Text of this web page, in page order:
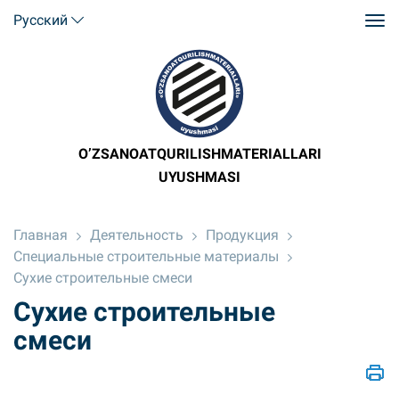
Русский
O’ZSANOATQURILISHMATERIALLARI
UYUSHMASI
Главная Деятельность
Продукция
Специальные строительные материалы
Сухие строительные смеси
Сухие строительные
смеси